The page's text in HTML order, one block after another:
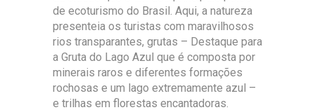
de ecoturismo do Brasil. Aqui, a natureza
presenteia os turistas com maravilhosos
rios transparantes, grutas – Destaque para
a Gruta do Lago Azul que é composta por
minerais raros e diferentes formações
rochosas e um lago extremamente azul –
e trilhas em florestas encantadoras.